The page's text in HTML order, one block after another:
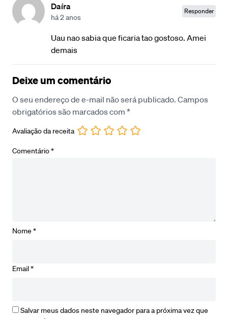
Daíra
há 2 anos
Responder
Uau nao sabia que ficaria tao gostoso. Amei
demais
Deixe um comentário
O seu endereço de e-mail não será publicado. Campos
obrigatórios são marcados com *
Avaliação da receita
Comentário*
Nome *
Email*
Salvar meus dados neste navegador para a próxima vez que